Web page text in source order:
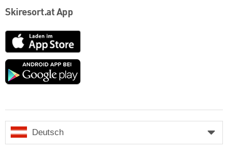
Skiresort.at App
App
Store
Google
Deutsch